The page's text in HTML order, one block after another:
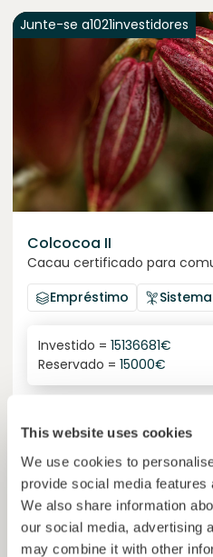
This website uses cookies
We use cookies to
provide social media
We also share information
our social media, advertising
may combine it with other
Junte-se a1021investidores
Colcocoa II
Cacau certificado para
Empréstimo
6.1%
juro anual
Investido = 15136681€
Reservado = 15000€
Manizales
Financiado